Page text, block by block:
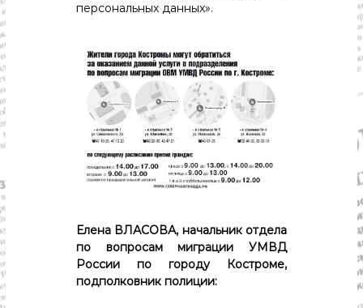
персональных данных».
Елена ВЛАСОВА, начальник отдела
по вопросам миграции УМВД
России по городу Костроме,
подполковник полиции: